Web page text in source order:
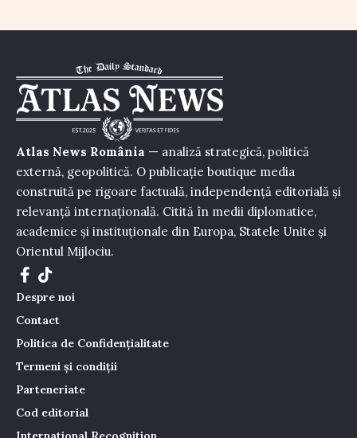
Atlas News România — analiză strategică, politică
externă, geopolitică. O publicație boutique media
construită pe rigoare factuală, independență editorială și
relevanță internațională. Citită în medii diplomatice,
academice și instituționale din Europa, Statele Unite și
Orientul Mijlociu.
Despre noi
Contact
Politica de Confidențialitate
Termeni și condiții
Parteneriate
Cod editorial